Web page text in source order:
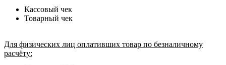
Кассовый чек
Товарный чек
Для физических лиц оплативших товар по безналичному
расчёту: